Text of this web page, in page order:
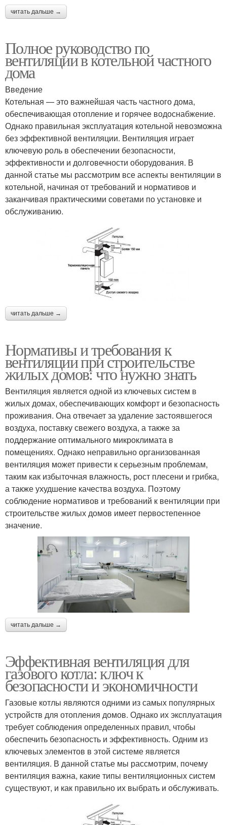
читать дальше →
Полное руководство по
вентиляции в котельной частного
дома
Введение
Котельная — это важнейшая часть частного дома,
обеспечивающая отопление и горячее водоснабжение.
Однако правильная эксплуатация котельной невозможна
без эффективной вентиляции. Вентиляция играет
ключевую роль в обеспечении безопасности,
эффективности и долговечности оборудования. В
данной статье мы рассмотрим все аспекты вентиляции в
котельной, начиная от требований и нормативов и
заканчивая практическими советами по установке и
обслуживанию.
читать дальше →
Нормативы и требования к
вентиляции при строительстве
жилых домов: что нужно знать
Вентиляция является одной из ключевых систем в
жилых домах, обеспечивающих комфорт и безопасность
проживания. Она отвечает за удаление застоявшегося
воздуха, поставку свежего воздуха, а также за
поддержание оптимального микроклимата в
помещениях. Однако неправильно организованная
вентиляция может привести к серьезным проблемам,
таким как избыточная влажность, рост плесени и грибка,
а также ухудшение качества воздуха. Поэтому
соблюдение нормативов и требований к вентиляции при
строительстве жилых домов имеет первостепенное
значение.
читать дальше →
Эффективная вентиляция для
газового котла: ключ к
безопасности и экономичности
Газовые котлы являются одними из самых популярных
устройств для отопления домов. Однако их эксплуатация
требует соблюдения определенных правил, чтобы
обеспечить безопасность и эффективность. Одним из
ключевых элементов в этой системе является
вентиляция. В данной статье мы рассмотрим, почему
вентиляция важна, какие типы вентиляционных систем
существуют, и как правильно их выбрать и обслуживать.